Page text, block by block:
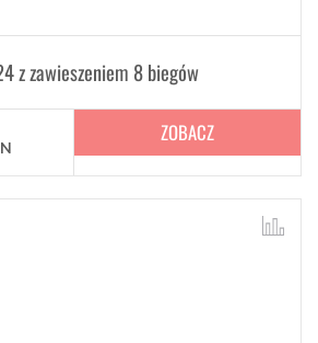
z zawieszeniem 8 biegów
ZOBACZ